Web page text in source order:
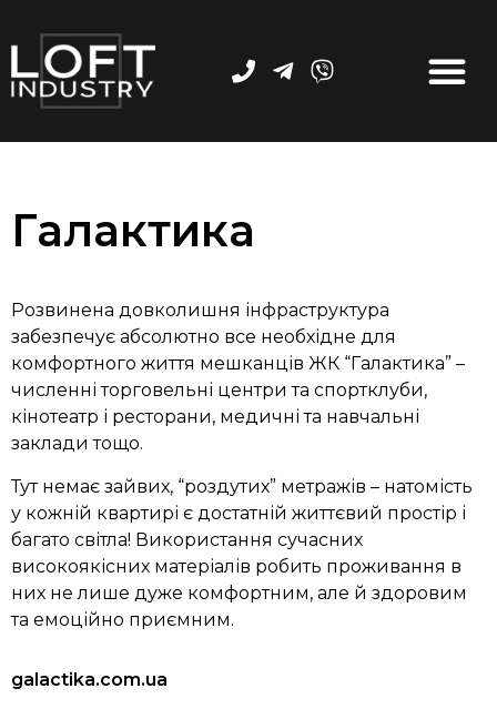
Галактика
Розвинена довколишня інфраструктура
забезпечує абсолютно все необхідне для
комфортного життя мешканців ЖК “Галактика” –
численні торговельні центри та спортклуби,
кінотеатр і ресторани, медичні та навчальні
заклади тощо.
Тут немає зайвих, “роздутих” метражів – натомість
у кожній квартирі є достатній життєвий простір і
багато світла! Використання сучасних
високоякісних матеріалів робить проживання в
них не лише дуже комфортним, але й здоровим
та емоційно приємним.
galactika.com.ua